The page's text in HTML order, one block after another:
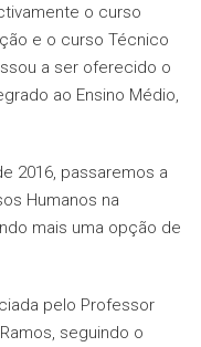
o curso
e o curso Técnico
a ser oferecido o
ao Ensino Médio,
2016, passaremos a
Humanos na
mais uma opção de
pelo Professor
seguindo o